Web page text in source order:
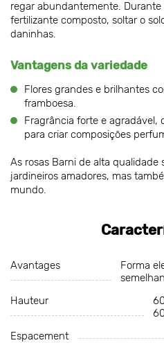
regar abundantemente. Durante
fertilizante composto, soltar o
daninhas.
Vantagens da variedade
Flores grandes e brilhantes
framboesa.
Fragrância forte e agradável,
para criar composições
As rosas Barni de alta qualidade
jardineiros amadores, mas
mundo.
Avantages
Forma
Hauteur
Espacement